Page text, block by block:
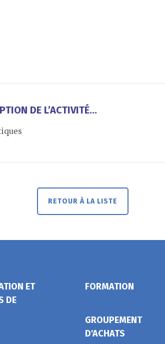
DE L’ACTIVITÉ...
RETOUR À LA LISTE
ET
DE
FORMATION
GROUPEMENT
D'ACHATS